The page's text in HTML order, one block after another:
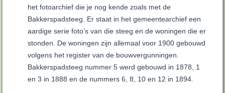
het fotoarchief die je nog kende zoals met de
Bakkerspadsteeg. Er staat in het gemeentearchief een
aardige serie foto’s van die steeg en de woningen die er
stonden. De woningen zijn allemaal voor 1900 gebouwd
volgens het register van de bouwvergunningen.
Bakkerspadsteeg nummer 5 werd gebouwd in 1878, 1
en 3 in 1888 en de nummers 6, 8, 10 en 12 in 1894.